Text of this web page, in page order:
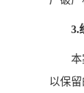
3.
本
以保